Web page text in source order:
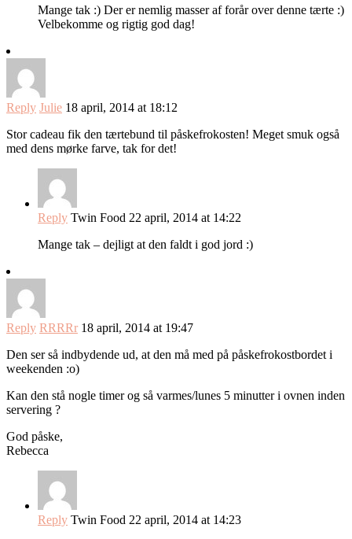
Mange tak :) Der er nemlig masser af forår over denne tærte :)
Velbekomme og rigtig god dag!
Reply Julie 18 april, 2014 at 18:12
Stor cadeau fik den tærtebund til påskefrokosten! Meget smuk også
med dens mørke farve, tak for det!
Reply Twin Food 22 april, 2014 at 14:22
Mange tak – dejligt at den faldt i god jord :)
Reply RRRRr 18 april, 2014 at 19:47
Den ser så indbydende ud, at den må med på påskefrokostbordet i
weekenden :o)
Kan den stå nogle timer og så varmes/lunes 5 minutter i ovnen inden
servering ?
God påske,
Rebecca
Reply Twin Food 22 april, 2014 at 14:23